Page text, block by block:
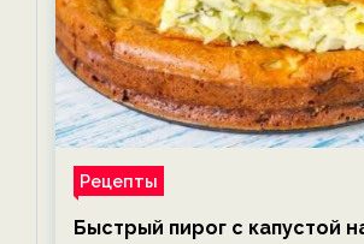
Рецепты
Быстрый пирог с капустой